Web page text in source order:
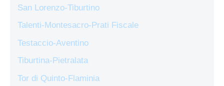
San Lorenzo-Tiburtino
Talenti-Montesacro-Prati Fiscale
Testaccio-Aventino
Tiburtina-Pietralata
Tor di Quinto-Flaminia